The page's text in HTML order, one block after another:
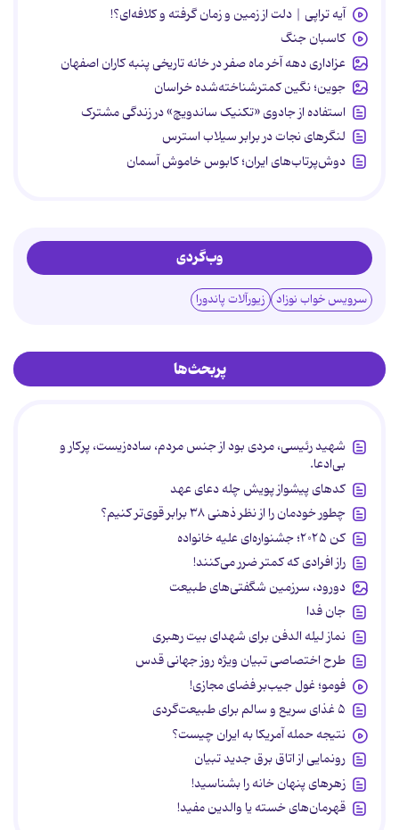
آیه تراپی | دلت از زمین و زمان گرفته و کلافه‌ای؟!
کاسبان جنگ
عزاداری دهه آخر ماه صفر در خانه تاریخی پنبه کاران اصفهان
جوین؛ نگین کمترشناخته‌شده خراسان
استفاده از جادوی «تکنیک ساندویچ» در زندگی مشترک
لنگرهای نجات در برابر سیلاب استرس
دوش‌پرتاب‌های ایران؛ کابوس خاموش آسمان
وب‌گردی
سرویس خواب نوزاد زیورآلات پاندورا
پربحث‌ها
شهید رئیسی، مردی بود از جنس مردم، ساده‌زیست، پرکار و
بی‌ادعا.
کدهای پیشواز پویش چله دعای عهد
چطور خودمان را از نظر ذهنی ۳۸ برابر قوی‌تر کنیم؟
کن ۲۰۲۵؛ جشنواره‌ای علیه خانواده
راز افرادی که کمتر ضرر می‌کنند!
دورود، سرزمین شگفتی‌های طبیعت
جان فدا
نماز لیله الدفن برای شهدای بیت رهبری
طرح اختصاصی تبیان ویژه روز جهانی قدس
فومو؛ غول جیب‌بر فضای مجازی!
۵ غذای سریع و سالم برای طبیعت‌گردی
نتیجه حمله آمریکا به ایران چیست؟
رونمایی از اتاق برق جدید تبیان
زهرهای پنهان خانه را بشناسید!
قهرمان‌های خسته یا والدین مفید!